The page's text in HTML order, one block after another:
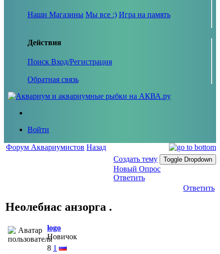
Наши Магазины Мы все :) Игра на память
Действия
Поиск Вход/Регистрация
Обратная связь
Войти
Форум Аквариумистов Назад
Создать тему
Toggle Dropdown
Новый Опрос
Ответить
Ответить
Неолебиас анзорга .
logo
Новичок
8 1